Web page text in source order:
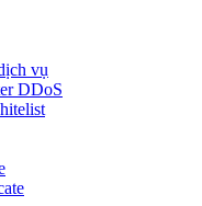
vụ
DDoS